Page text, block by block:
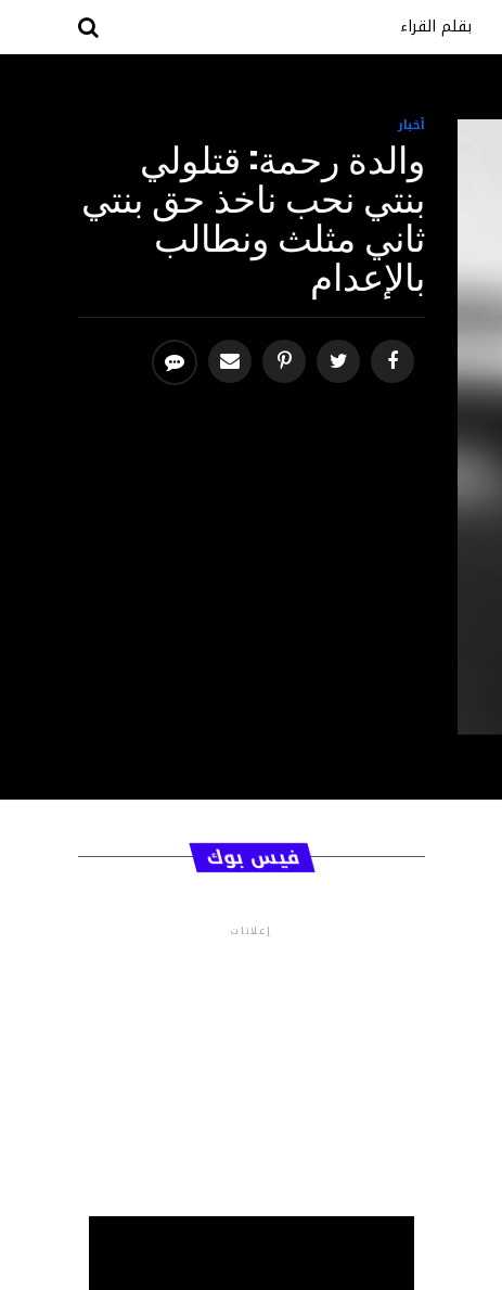
بقلم القراء
أخبار
والدة رحمة: قتلولي
بنتي نحب ناخذ حق بنتي
ثاني مثلث ونطالب
بالإعدام
فيس بوك
إعلانات